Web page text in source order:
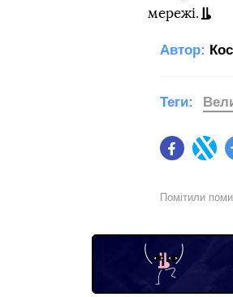
мережі.
Автор:
Теги:
Помітили